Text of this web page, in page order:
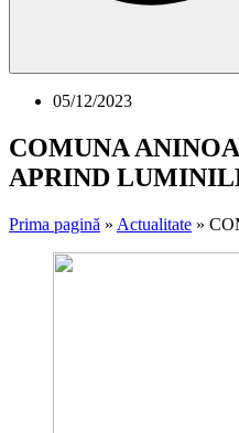
05/12/2023
COMUNA
APRIND
Prima pagină » Actualitate »